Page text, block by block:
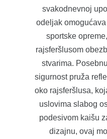
svakodnevnoj
odeljak
sportske
rajsferšlusom
stvarima.
sigurnost pruža
oko rajsferšlusa,
uslovima slabog
podesivom kaišu
dizajnu, ovaj